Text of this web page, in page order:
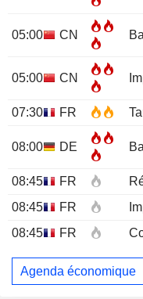
05:00 CN
05:00 CN
07:30 FR
08:00 DE
08:45 FR
08:45
FR
08:45
FR
Agenda économique